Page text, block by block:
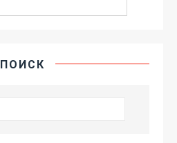
ПОИСК